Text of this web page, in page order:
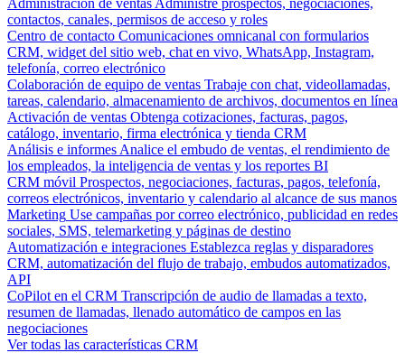
Administración de ventas Administre prospectos, negociaciones,
contactos, canales, permisos de acceso y roles
Centro de contacto Comunicaciones omnicanal con formularios
CRM, widget del sitio web, chat en vivo, WhatsApp, Instagram,
telefonía, correo electrónico
Colaboración de equipo de ventas Trabaje con chat, videollamadas,
tareas, calendario, almacenamiento de archivos, documentos en línea
Activación de ventas Obtenga cotizaciones, facturas, pagos,
catálogo, inventario, firma electrónica y tienda CRM
Análisis e informes Analice el embudo de ventas, el rendimiento de
los empleados, la inteligencia de ventas y los reportes BI
CRM móvil Prospectos, negociaciones, facturas, pagos, telefonía,
correos electrónicos, inventario y calendario al alcance de sus manos
Marketing Use campañas por correo electrónico, publicidad en redes
sociales, SMS, telemarketing y páginas de destino
Automatización e integraciones Establezca reglas y disparadores
CRM, automatización del flujo de trabajo, embudos automatizados,
API
CoPilot en el CRM Transcripción de audio de llamadas a texto,
resumen de llamadas, llenado automático de campos en las
negociaciones
Ver todas las características CRM